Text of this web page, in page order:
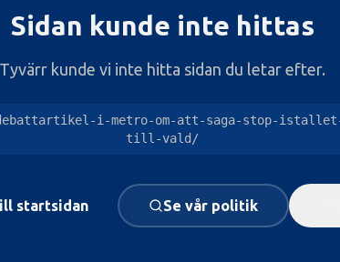
Sidan kunde inte hittas
Tyvärr kunde vi inte hitta sidan du letar efter.
debattartikel-i-metro-om-att-saga-stop-
till-vald/
startsidan Se vår politik